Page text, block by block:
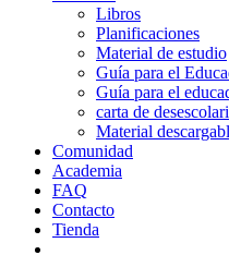
Libros
Planificaciones
Material de estudio
Guía para el
Guía para el
carta de
Material
Comunidad
Academia
FAQ
Contacto
Tienda